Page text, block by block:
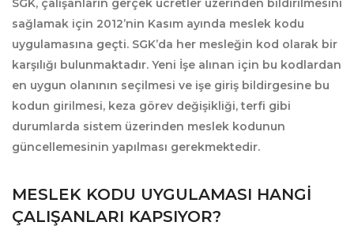
SGK, çalışanların gerçek ücretler üzerinden bildirilmesini
sağlamak için 2012’nin Kasım ayında meslek kodu
uygulamasına geçti. SGK’da her mesleğin kod olarak bir
karşılığı bulunmaktadır. Yeni İşe alınan için bu kodlardan
en uygun olanının seçilmesi ve işe giriş bildirgesine bu
kodun girilmesi, keza görev değişikliği, terfi gibi
durumlarda sistem üzerinden meslek kodunun
güncellemesinin yapılması gerekmektedir.
MESLEK KODU UYGULAMASI HANGI
ÇALIŞANLARI KAPSIYOR?